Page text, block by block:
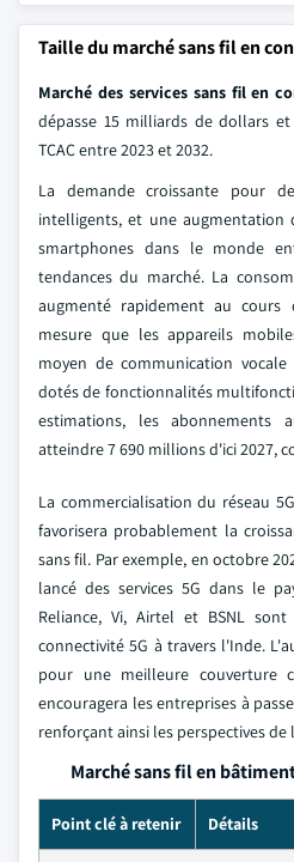
Taille du marché sans fil en
Marché des services sans fil en
dépasse 15 milliards de dollars
TCAC entre 2023 et 2032.
La demande croissante pour
intelligents, et une
smartphones dans le monde
tendances du marché. La
augmenté rapidement au cours
mesure que les appareils
moyen de communication
dotés de fonctionnalités
estimations, les abonnements
atteindre 7 690 millions d'ici 2027,
La commercialisation du réseau
favorisera probablement la
sans fil. Par exemple, en octobre
lancé des services 5G dans le
Reliance, Vi, Airtel et BSNL
connectivité 5G à travers l'Inde.
pour une meilleure couverture
encouragera les entreprises à
renforçant ainsi les perspectives
Marché sans fil en
Point clé à retenir Détails